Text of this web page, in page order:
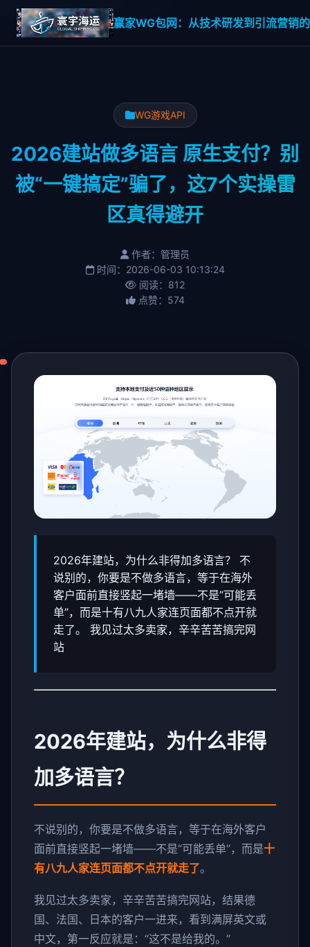
赢家WG包网：从技术研发到引流营销
WG游戏API
2026建站做多语言 原生支付？别
被“一键搞定”骗了，这7个实操雷
区真得避开
作者：管理员
时间：2026-06-03 10:13:24
阅读：812
点赞：574
2026年建站，为什么非得加多语言？ 不
说别的，你要是不做多语言，等于在海外
客户面前直接竖起一堵墙——不是“可能丢
单”，而是十有八九人家连页面都不点开就
走了。 我见过太多卖家，辛辛苦苦搞完网
站
2026年建站，为什么非得
加多语言？
不说别的，你要是不做多语言，等于在海外客户
面前直接竖起一堵墙——不是“可能丢单”，而是十
有八九人家连页面都不点开就走了。
我见过太多卖家，辛辛苦苦搞完网站，结果德
国、法国、日本的客户一进来，看到满屏英文或
中文，第一反应就是：“这不是给我的。”